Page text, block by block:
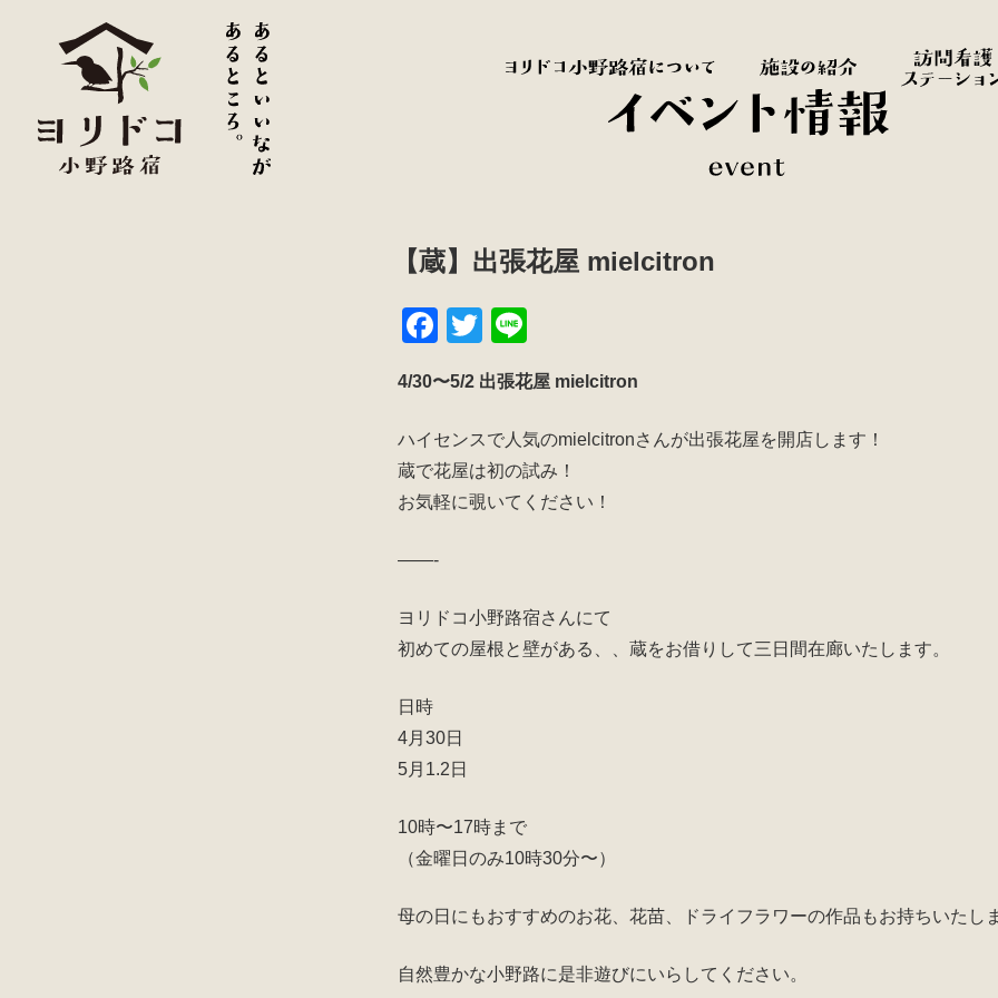
【蔵】出張花屋 mielcitron
F
c
e
b
o
k
T
tt
er
e
4/30〜5/2 出張花屋 mielcitron
ハイセンスで人気のmielcitronさんが出張花屋を開店します！
蔵で花屋は初の試み！
お気軽に覗いてください！
——-
ヨリドコ小野路宿さんにて
初めての屋根と壁がある、、蔵をお借りして三日間在廊いたします。
日時
4月30日
5月1.2日
10時〜17時まで
（金曜日のみ10時30分〜）
母の日にもおすすめのお花、花苗、ドライフラワーの作品もお持ちいたし
自然豊かな小野路に是非遊びにいらしてください。